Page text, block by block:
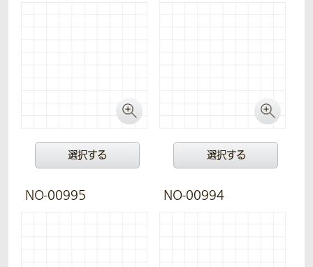
選択する 選択する
NO-00995 NO-00994